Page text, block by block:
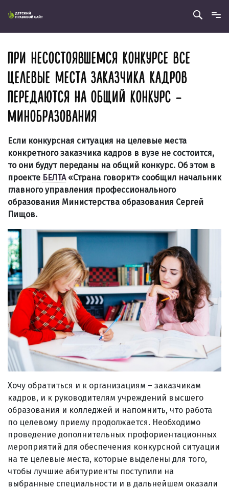
ПРИ НЕСОСТОЯВШЕМСЯ КОНКУРСЕ ВСЕ
ЦЕЛЕВЫЕ МЕСТА ЗАКАЗЧИКА КАДРОВ
ПЕРЕДАЮТСЯ НА ОБЩИЙ КОНКУРС –
МИНОБРАЗОВАНИЯ
Если конкурсная ситуация на целевые места
конкретного заказчика кадров в вузе не состоится,
то они будут переданы на общий конкурс. Об этом в
проекте БЕЛТА«Страна говорит» сообщил начальник
главного управления профессионального
образования Министерства образования Сергей
Пищов.
Хочу обратиться и к организациям – заказчикам
кадров, и к руководителям учреждений высшего
образования и колледжей и напомнить, что работа
по целевому приему продолжается. Необходимо
проведение дополнительных профориентационных
мероприятий для обеспечения конкурсной ситуации
на те целевые места, которые выделены для того,
чтобы лучшие абитуриенты поступили на
выбранные специальности и в дальнейшем оказали